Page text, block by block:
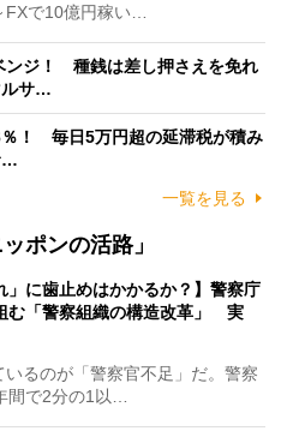
FXで10億円稼い…
ンジ！ 種銭は差し押さえを免れ
ルサ…
％！ 毎日5万円超の延滞税が積み
…
一覧を見る
ポンの活路」
」に歯止めはかかるか？】警察庁
む「警察組織の構造改革」 実
るのが「警察官不足」だ。警察
間で2分の1以…